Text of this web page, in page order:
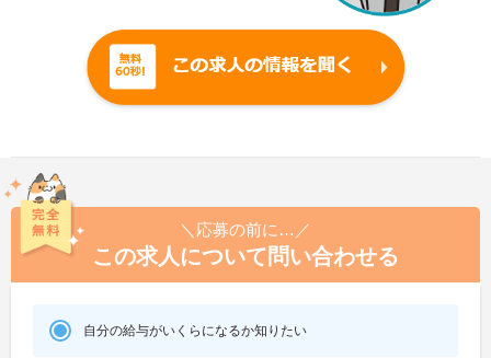
＼応募の前に…／
この求人について問い合わせる
自分の給与がいくらになるか知りたい